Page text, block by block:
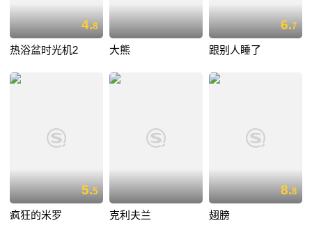
4.8
热浴盆时光机2 大熊
6.7
跟别人睡了
5.5
疯狂的米罗 克利夫兰
8.8
翅膀